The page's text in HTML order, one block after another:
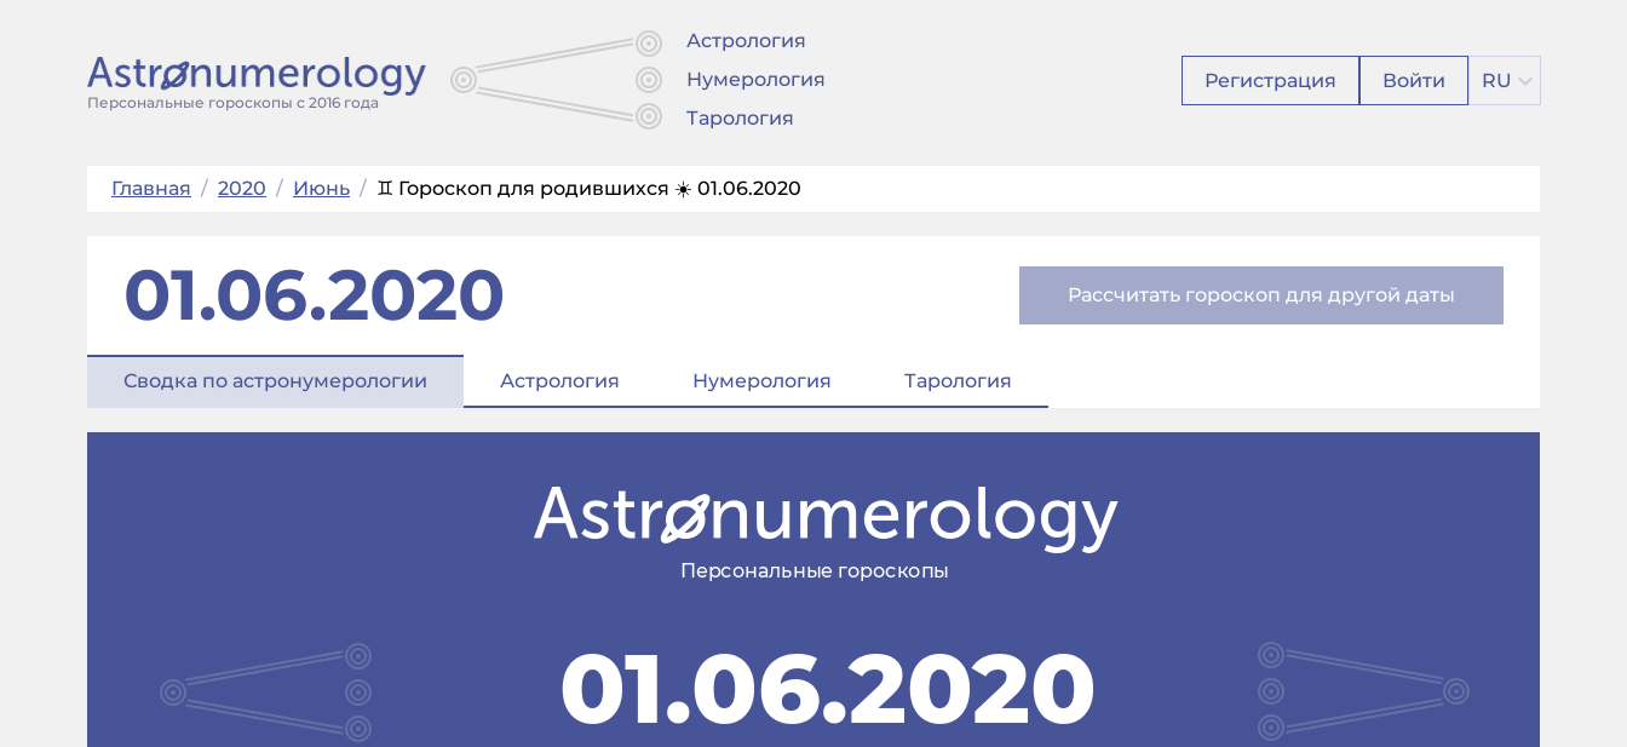
Персональные гороскопы с 2016 года
Астрология
Нумерология
Тарология
Регистрация Войти RU
Главная / 2020 / Июнь / ♊ Гороскоп для родившихся ☀️ 01.06.2020
01.06.2020 Рассчитать гороскоп для другой даты
Сводка по астронумерологии Астрология Нумерология Тарология